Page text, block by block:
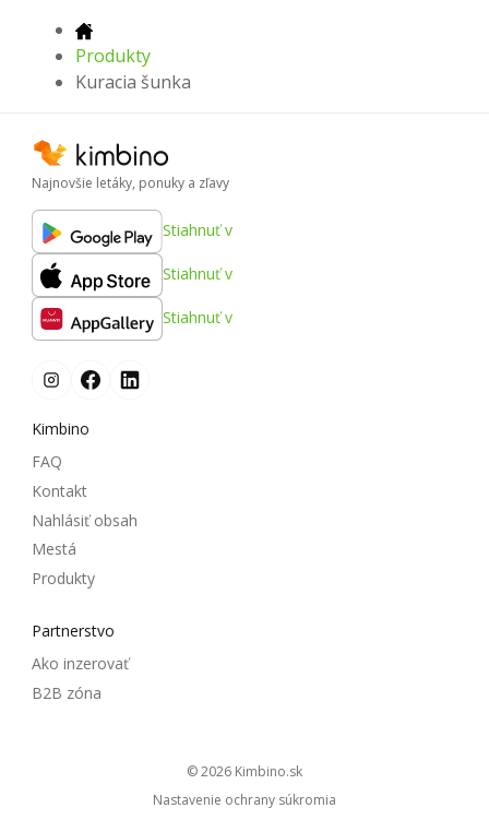
Produkty
Kuracia šunka
Najnovšie letáky, ponuky a zľavy
Stiahnuť v
Stiahnuť v
Stiahnuť v
Kimbino
FAQ
Kontakt
Nahlásiť obsah
Mestá
Produkty
Partnerstvo
Ako inzerovať
B2B zóna
© 2026
kimbino.sk
Nastavenie ochrany súkromia